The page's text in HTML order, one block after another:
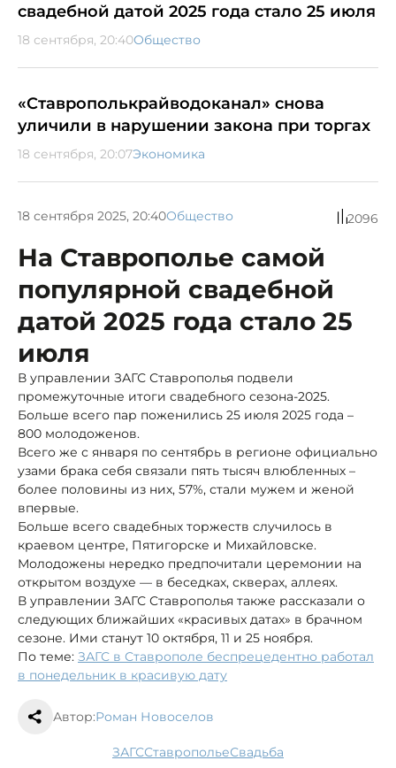
свадебной датой 2025 года стало 25 июля
18 сентября, 20:40Общество
«Ставрополькрайводоканал» снова
уличили в нарушении закона при торгах
18 сентября, 20:07Экономика
18 сентября 2025, 20:40Общество 2096
На Ставрополье самой
популярной свадебной
датой 2025 года стало 25
июля
В управлении ЗАГС Ставрополья подвели
промежуточные итоги свадебного сезона-2025.
Больше всего пар поженились 25 июля 2025 года –
800 молодоженов.
Всего же с января по сентябрь в регионе официально
узами брака себя связали пять тысяч влюбленных –
более половины из них, 57%, стали мужем и женой
впервые.
Больше всего свадебных торжеств случилось в
краевом центре, Пятигорске и Михайловске.
Молодожены нередко предпочитали церемонии на
открытом воздухе — в беседках, скверах, аллеях.
В управлении ЗАГС Ставрополья также рассказали о
следующих ближайших «красивых датах» в брачном
сезоне. Ими станут 10 октября, 11 и 25 ноября.
По теме: ЗАГС в Ставрополе беспрецедентно работал
в понедельник в красивую дату
Автор:Роман Новоселов
ЗАГС Ставрополье свадьба